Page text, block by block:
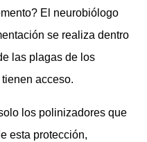
El neurobiólogo
se realiza dentro
las plagas de los
acceso.
los polinizadores que
esta protección,